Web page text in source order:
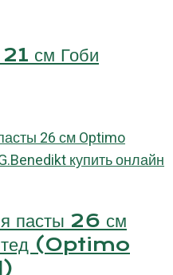
21 см Гоби
пасты 26 см
(Optimo